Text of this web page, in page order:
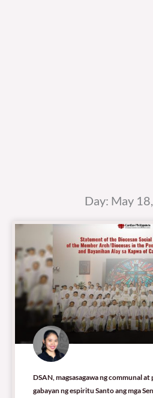
Day: May
DSAN, magsasagawa ng communal
gabayan ng espiritu Santo ang mga